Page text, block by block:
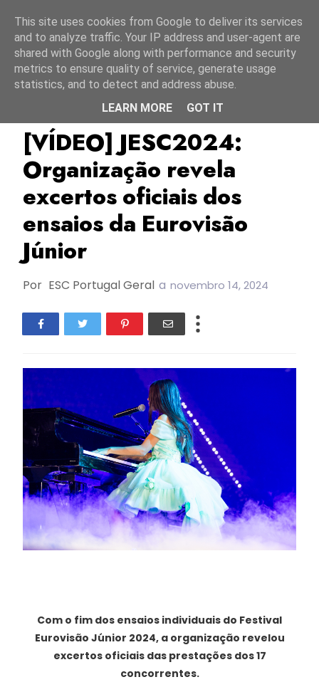
TOP
[VÍDEO] JESC2024:
Organização revela
excertos oficiais dos
ensaios da Eurovisão
Júnior
Por ESC Portugal Geral a novembro 14, 2024
Com o fim dos ensaios individuais do Festival
Eurovisão Júnior 2024, a organização revelou
excertos oficiais das prestações dos 17
concorrentes.
This site uses cookies from Google to deliver its services
and to analyze traffic. Your IP address and user-agent are
shared with Google along with performance and security
metrics to ensure quality of service, generate usage
statistics, and to detect and address abuse.
LEARN MORE
GOT IT